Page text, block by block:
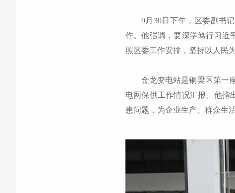
9月30日下午，区委副书
作。他强调，要深学笃行习近
照区委工作安排，坚持以人民
金龙变电站是铜梁区第一
电网保供工作情况汇报。他指
患问题，为企业生产、群众生